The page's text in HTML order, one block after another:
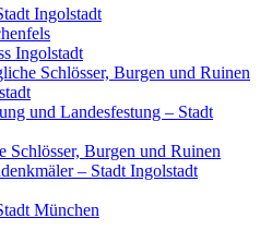
Ingolstadt
Ingolstadt
Schlösser, Burgen und Ruinen
und Landesfestung – Stadt
Schlösser, Burgen und Ruinen
– Stadt Ingolstadt
München